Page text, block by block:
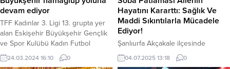
projeyle şu adımlar hedefleniyor:
Kendi yetiştiricilerimizle besilik
materyal...
devam ediyor
TFF Kadınlar 3. Ligi 13. grupta yer
alan Eskişehir Büyükşehir Gençlik
ve Spor Kulübü Kadın Futbol
Takımı, deplasmanda Karamürsel
Belediyespor’u 4-0 mağlup ederek
24.03.2024 16:10 0
Hayatını Kararttı: Sağlık Ve
Maddi Sıkıntılarla Mücadele
Ediyor!
Şanlıurfa Akçakale ilçesinde
yaklaşık altı ay önce meydana
gelen soba patlaması, Mehmet ve
04.07.2025 13:18 0